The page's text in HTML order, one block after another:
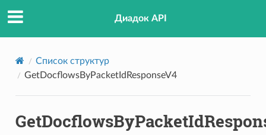
Диадок API
Список структур
GetDocflowsByPacketIdResponseV4